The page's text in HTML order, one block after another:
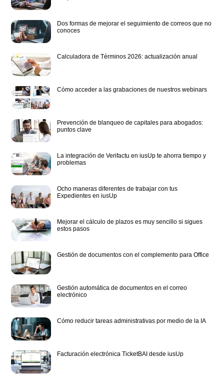
Dos formas de mejorar el seguimiento de correos que no
conoces
Calculadora de Términos 2026: actualización anual
Cómo acceder a las grabaciones de nuestros webinars
Prevención de blanqueo de capitales para abogados:
puntos clave
La integración de Verifactu en iusUp te ahorra tiempo y
problemas
Ocho maneras diferentes de trabajar con tus
Expedientes en iusUp
Mejorar el cálculo de plazos es muy sencillo si sigues
estos pasos
Gestión de documentos con el complemento para Office
Gestión automática de documentos en el correo
electrónico
Cómo reducir tareas administrativas por medio de la IA
Facturación electrónica TicketBAI desde iusUp